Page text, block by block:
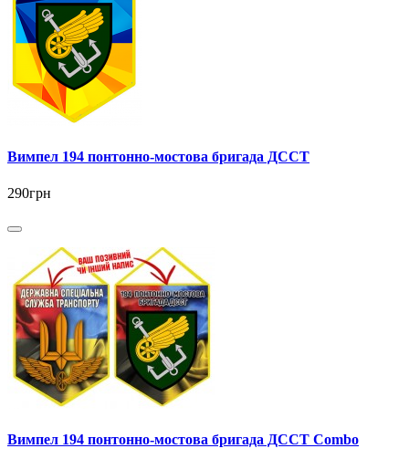
Вимпел 194 понтонно-мостова бригада ДССТ
290грн
Вимпел 194 понтонно-мостова бригада ДССТ Combo